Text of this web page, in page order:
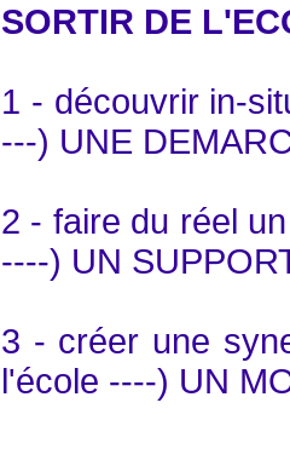
SORTIR DE
1 - découvrir in-
---) UNE
2 - faire du réel
----) UN
3 - créer une
l'école ----) UN